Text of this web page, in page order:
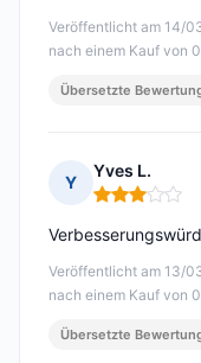
Veröffentlicht am 14/
nach einem Kauf von
Übersetzte
Y
Yves L.
Hinweis: 3
Veröffentlicht am 13/
nach einem Kauf von
Übersetzte